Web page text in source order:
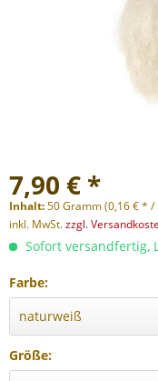
7,90 € *
Inhalt:50 Gramm (0,16 € * /
inkl. MwSt.zzgl.
Sofort versandfertig,
Farbe:
Größe: